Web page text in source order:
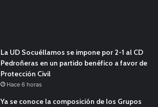
La UD Socuéllamos se impone por 2-1 al CD
Pedroñeras en un partido benéfico a favor de
Protección Civil
Hace 6 horas
Ya se conoce la composición de los Grupos